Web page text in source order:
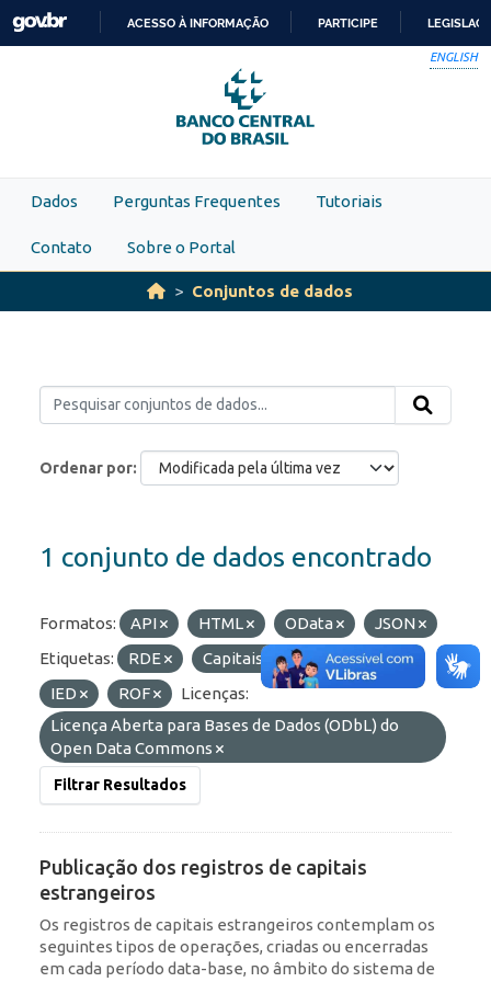
Skip to main content
PARA
O
CONTEÚDO
ACESSO À INFORMAÇÃO PARTICIPE
ENGLISH
Dados Perguntas Frequentes Tutoriais
Contato Sobre o Portal
Conjuntos de dados
Ordenar por
1 conjunto de dados encontrado
Formatos: API HTML OData
JSON
Etiquetas:
RDE
Capitais Estrangeiros
IED
ROF
Licenças:
Licença Aberta para Bases de Dados (ODbL) do
Open Data Commons
Filtrar Resultados
Publicação dos registros de capitais
estrangeiros
Os registros de capitais estrangeiros contemplam os
seguintes tipos de operações, criadas ou encerradas
em cada período data-base, no âmbito do sistema de